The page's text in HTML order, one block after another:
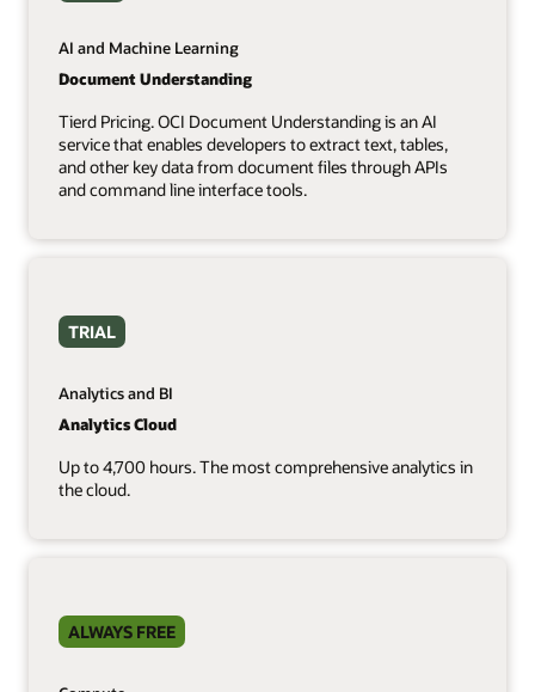
AI and Machine Learning
Document Understanding
Tierd Pricing. OCI Document Understanding is an AI
service that enables developers to extract text, tables,
and other key data from document files through APIs
and command line interface tools.
TRIAL
Analytics and BI
Analytics Cloud
Up to 4,700 hours. The most comprehensive analytics in
the cloud.
ALWAYS FREE